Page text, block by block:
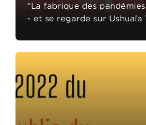
"La fabrique des
- et se regarde sur Ushuaïa